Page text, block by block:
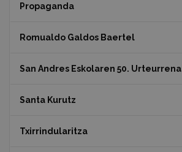
Propaganda
Romualdo Galdos Baertel
San Andres Eskolaren 50. Urteurrena
Santa Kurutz
Txirrindularitza